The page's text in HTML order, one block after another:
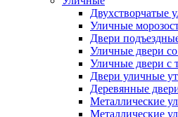
Двухстворчатые
Уличные
Двери
Уличные двери
Уличные двери с
Двери уличные
Деревянные
Металлические
Металлические